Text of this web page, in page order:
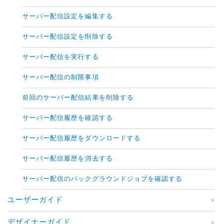
サーバー配信設定を編集する
サーバー配信設定を削除する
サーバー配信を実行する
サーバー配信の制限事項
前回のサーバー配信結果を削除する
サーバー配信履歴を確認する
サーバー配信履歴をダウンロードする
サーバー配信履歴を消去する
サーバー配信のバックグラウンドジョブを確認する
ユーザーガイド
デザイナーガイド